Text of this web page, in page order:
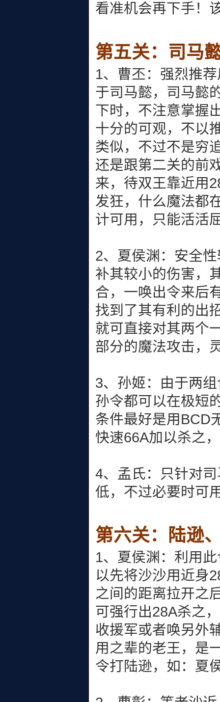
看准机会再下手！
第五关：司马
1、曹丕：强烈推
于司马懿，司马懿
下时，不注意掌握
十分的可观，不以
类似，不过不是穷
还是跟第二关的前
来，待双王靠近用
发狂，什么魔法都
计可用，只能活活
2、夏侯渊：安全
补其较小的伤害，
合，一唤出令来后
找到了其有利的出
就可直接对其两个
部分的魔法攻击，
3、孙姬：由于两
孙令都可以在极短
条件最好是用BCD
快速66A加以杀之
4、孟氏：只针对
低，不过必要时可
第六关：陆逊
1、夏侯渊：利用
以先将沙沙用近身
之间的距离拉开之
可强行出28A杀之
收援军或者唤另外
用之辈的老王，是
令打陆逊，如：